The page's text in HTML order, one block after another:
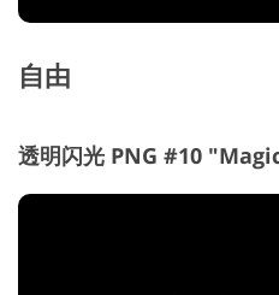
自由
透明闪光 PNG #10